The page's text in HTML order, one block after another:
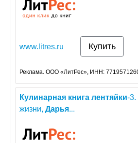
www.litres.ru Купить
Реклама. ООО «ЛитРес», ИНН:
Кулинарная книга лентяйки-3.
жизни,Дарья...